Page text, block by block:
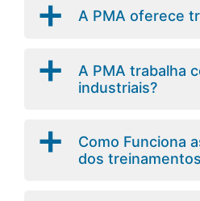
a A PMA oferece
a
A PMA trabalha
industriais?
a
Como Funciona
dos